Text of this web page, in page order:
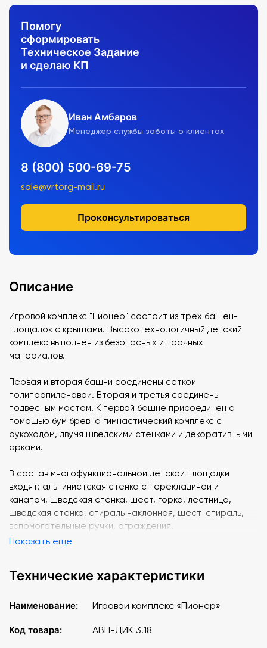
Помогу
сформировать
Техническое Задание
и сделаю КП
Иван Амбаров
Менеджер службы заботы о клиентах
8 (800) 500-69-75
sale@vrtorg-mail.ru
Проконсультироваться
Описание
Игровой комплекс "Пионер" состоит из трех башен-
площадок с крышами. Высокотехнологичный детский
комплекс выполнен из безопасных и прочных
материалов.
Первая и вторая башни соединены сеткой
полипропиленовой. Вторая и третья соединены
подвесным мостом. К первой башне присоединен с
помощью бум бревна гимнастический комплекс с
рукоходом, двумя шведскими стенками и декоративными
арками.
В состав многофункциональной детской площадки
входят: альпинистская стенка с перекладиной и
канатом, шведская стенка, шест, горка, лестница,
шведская стенка, спираль наклонная, шест-спираль,
вспомогательные ручки, ограждения.
Показать еще
Технические характеристики
Наименование: Игровой комплекс «Пионер»
Код товара: АВН-ДИК 3.18